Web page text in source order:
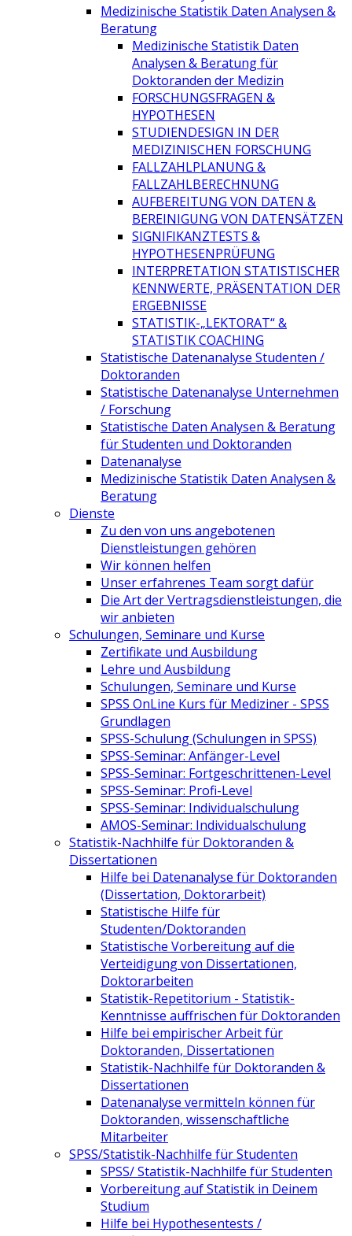
Medizinische Statistik Daten Analysen &
Beratung
Medizinische Statistik Daten
Analysen & Beratung für
Doktoranden der Medizin
FORSCHUNGSFRAGEN &
HYPOTHESEN
STUDIENDESIGN IN DER
MEDIZINISCHEN FORSCHUNG
FALLZAHLPLANUNG &
FALLZAHLBERECHNUNG
AUFBEREITUNG VON DATEN &
BEREINIGUNG VON DATENSÄTZEN
SIGNIFIKANZTESTS &
HYPOTHESENPRÜFUNG
INTERPRETATION STATISTISCHER
KENNWERTE, PRÄSENTATION DER
ERGEBNISSE
STATISTIK-„LEKTORAT“ &
STATISTIK COACHING
Statistische Datenanalyse Studenten /
Doktoranden
Statistische Datenanalyse Unternehmen
/ Forschung
Statistische Daten Analysen & Beratung
für Studenten und Doktoranden
Datenanalyse
Medizinische Statistik Daten Analysen &
Beratung
Dienste
Zu den von uns angebotenen
Dienstleistungen gehören
Wir können helfen
Unser erfahrenes Team sorgt dafür
Die Art der Vertragsdienstleistungen, die
wir anbieten
Schulungen, Seminare und Kurse
Zertifikate und Ausbildung
Lehre und Ausbildung
Schulungen, Seminare und Kurse
SPSS OnLine Kurs für Mediziner - SPSS
Grundlagen
SPSS-Schulung (Schulungen in SPSS)
SPSS-Seminar: Anfänger-Level
SPSS-Seminar: Fortgeschrittenen-Level
SPSS-Seminar: Profi-Level
SPSS-Seminar: Individualschulung
AMOS-Seminar: Individualschulung
Statistik-Nachhilfe für Doktoranden &
Dissertationen
Hilfe bei Datenanalyse für Doktoranden
(Dissertation, Doktorarbeit)
Statistische Hilfe für
Studenten/Doktoranden
Statistische Vorbereitung auf die
Verteidigung von Dissertationen,
Doktorarbeiten
Statistik-Repetitorium - Statistik-
Kenntnisse auffrischen für Doktoranden
Hilfe bei empirischer Arbeit für
Doktoranden, Dissertationen
Statistik-Nachhilfe für Doktoranden &
Dissertationen
Datenanalyse vermitteln können für
Doktoranden, wissenschaftliche
Mitarbeiter
SPSS/Statistik-Nachhilfe für Studenten
SPSS/ Statistik-Nachhilfe für Studenten
Vorbereitung auf Statistik in Deinem
Studium
Hilfe bei Hypothesentests /